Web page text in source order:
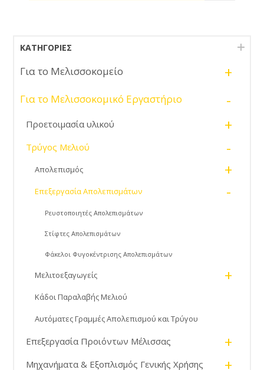
ΚΑΤΗΓΟΡΊΕΣ
Για το Μελισσοκομείο +
Για το Μελισσοκομικό Εργαστήριο -
Προετοιμασία υλικού +
Τρύγος Μελιού -
Απολεπισμός +
Επεξεργασία Απολεπισμάτων -
Ρευστοποιητές Απολεπισμάτων
Στίφτες Απολεπισμάτων
Φάκελοι Φυγοκέντρισης Απολεπισμάτων
Μελιτοεξαγωγείς +
Κάδοι Παραλαβής Μελιού
Αυτόματες Γραμμές Απολεπισμού και Τρύγου
Επεξεργασία Προιόντων Μέλισσας +
Μηχανήματα & Εξοπλισμός Γενικής Χρήσης +